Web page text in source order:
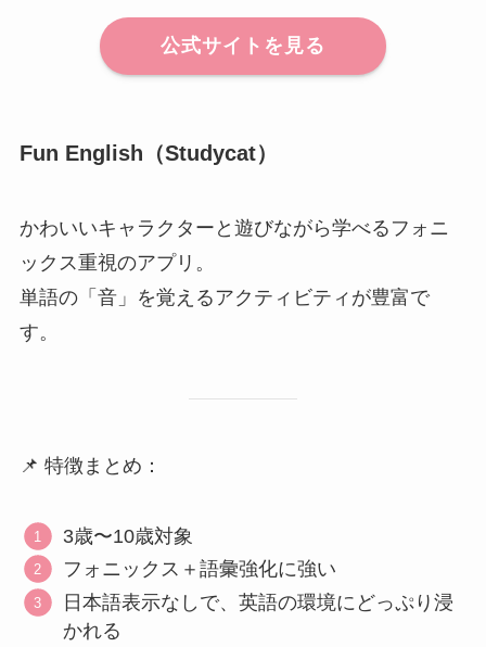
公式サイトを見る
Fun English（Studycat）
かわいいキャラクターと遊びながら学べるフォニ
ックス重視のアプリ。
単語の「音」を覚えるアクティビティが豊富で
す。
📌 特徴まとめ：
3歳〜10歳対象
フォニックス＋語彙強化に強い
日本語表示なしで、英語の環境にどっぷり浸
かれる